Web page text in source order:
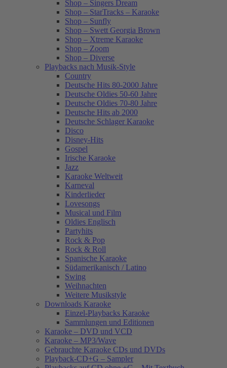
Shop – Singers Dream
Shop – StarTracks – Karaoke
Shop – Sunfly
Shop – Swett Georgia Brown
Shop – Xtreme Karaoke
Shop – Zoom
Shop – Diverse
Playbacks nach Musik-Style
Country
Deutsche Hits 80-2000 Jahre
Deutsche Oldies 50-60 Jahre
Deutsche Oldies 70-80 Jahre
Deutsche Hits ab 2000
Deutsche Schlager Karaoke
Disco
Disney-Hits
Gospel
Irische Karaoke
Jazz
Karaoke Weltweit
Karneval
Kinderlieder
Lovesongs
Musical und Film
Oldies Englisch
Partyhits
Rock & Pop
Rock & Roll
Spanische Karaoke
Südamerikanisch / Latino
Swing
Weihnachten
Weitere Musikstyle
Downloads Karaoke
Einzel-Playbacks Karaoke
Sammlungen und Editionen
Karaoke – DVD und VCD
Karaoke – MP3/Wave
Gebrauchte Karaoke CDs und DVDs
Playback-CD+G – Sampler